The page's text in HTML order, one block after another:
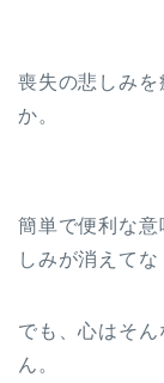
喪失の悲しみを
か。
簡単で便利な
しみが消えてな
でも、心はそ
ん。